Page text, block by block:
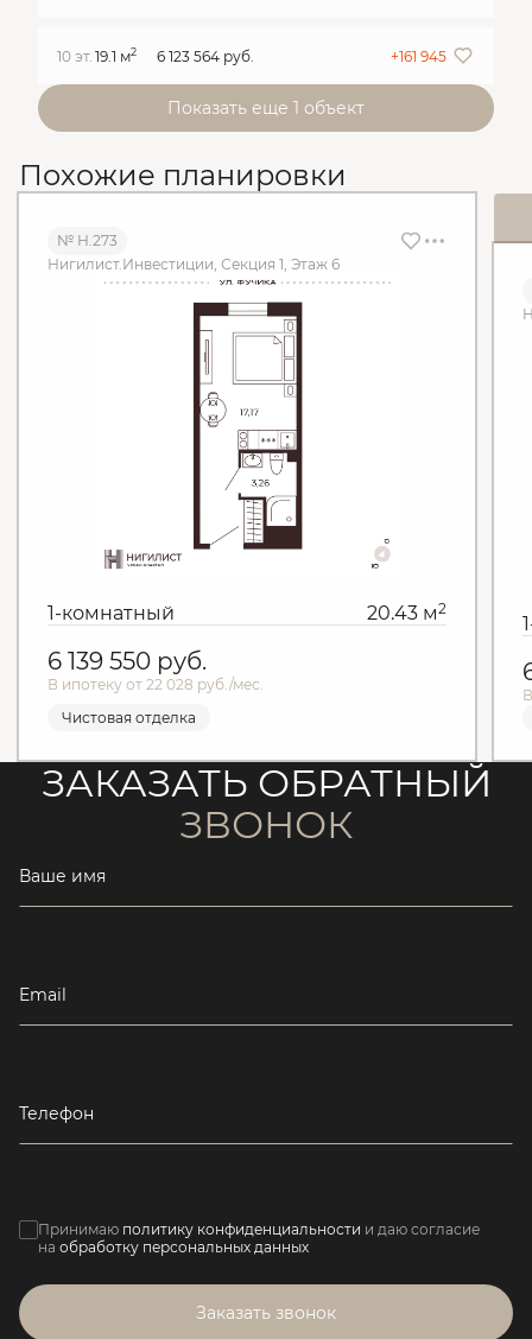
10 эт. 19.1 м2 6 123 564 руб. +161 945
Показать еще 1 объект
Похожие планировки
№ Н.273
Нигилист.Инвестиции, Секция 1, Этаж 6
1-комнатный 20.43 м2
6 139 550 руб.
В ипотеку от 22 028 руб./мес.
Чистовая отделка
ЗАКАЗАТЬ ОБРАТНЫЙ
ЗВОНОК
Ваше имя
Email
Телефон
Принимаю политику конфиденциальности и даю согласие
на обработку персональных данных
Заказать звонок